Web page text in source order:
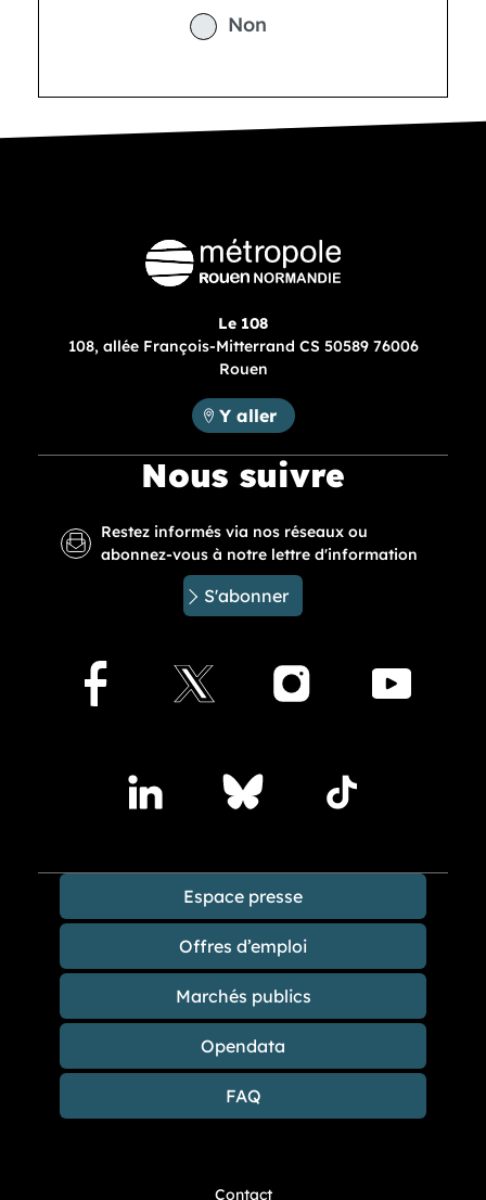
Non
Le 108
108, allée François-Mitterrand CS 50589 76006
Rouen
Métropole Rouen Normandie :
Y aller
Nous suivre
Restez informés via nos réseaux ou
abonnez-vous à notre lettre d'information
S'abonner
Facebook
X Instagram
LindedinBlueskyTikTok
Espace presse
Offres d’emploi
Marchés publics
Opendata
FAQ
Contact